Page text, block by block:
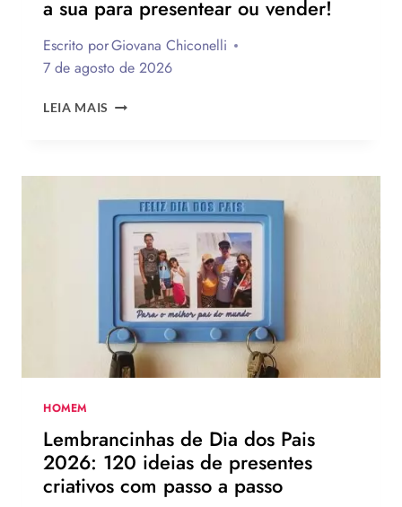
a sua para presentear ou vender!
Escrito porGiovana Chiconelli
7 de agosto de 2026
LEIA MAIS CESTA
DOS
PAIS:
MAIS
IDEIAS
INSPIRAR
A
MONTAR
PRESENTEAR
OU
HOMEM
Lembrancinhas de Dia dos Pais
2026: 120 ideias de presentes
criativos com passo a passo